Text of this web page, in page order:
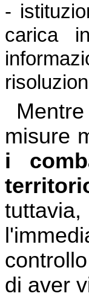
-
carica
misure
i
di aver